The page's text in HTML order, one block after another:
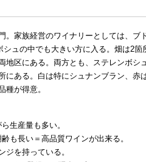
。家族経営のワイナリーとしては、ブ
ュの中でも大きい方に入る。畑は2箇
地区にある。両方とも、ステレンボシ
にある。白は特にシュナンブラン、赤
種が得意。
生産量も多い。
も長い＝高品質ワインが出来る。
ジを持っている。